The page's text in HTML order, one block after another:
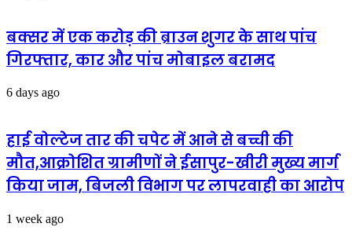
बक्सर में एक करोड़ की ब्राउन शुगर के साथ पांच
गिरफ्तार, कार और पांच मोबाइल बरामद
6 days ago
हाई वोल्टेज तार की चपेट में आने से बच्ची की
मौत,आक्रोशित ग्रामीणों ने ईसापुर-खीरी मुख्य मार्ग
किया जाम, बिजली विभाग पर लापरवाही का आरोप
1 week ago